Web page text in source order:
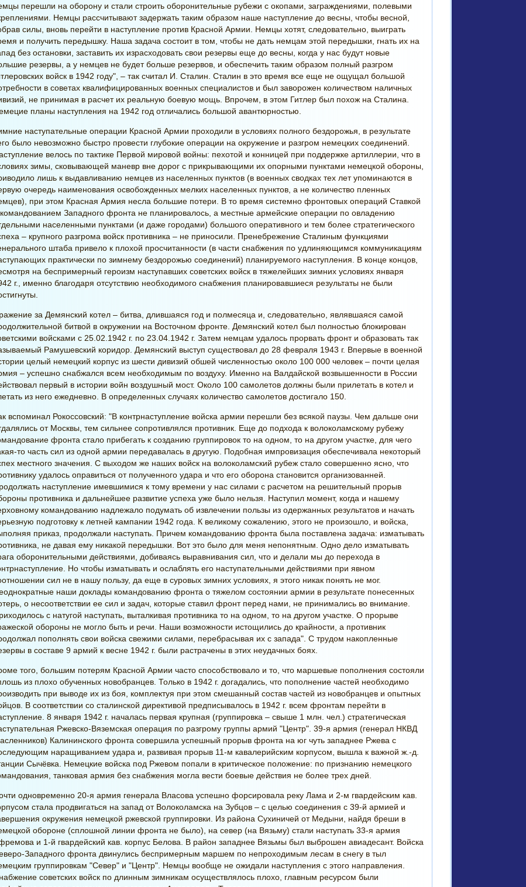
перешли на оборону и стали строить оборонительные рубежи с окопами, заграждениями, полевыми
Немцы рассчитывают задержать таким образом наше наступление до весны, чтобы весной,
силы, вновь перейти в наступление против Красной Армии. Немцы хотят, следовательно, выиграть
и получить передышку. Наша задача состоит в том, чтобы не дать немцам этой передышки, гнать их на
без остановки, заставить их израсходовать свои резервы еще до весны, когда у нас будут новые
резервы, а у немцев не будет больше резервов, и обеспечить таким образом полный разгром
войск в 1942 году", – так считал И. Сталин. Сталин в это время все еще не ощущал большой
в советах квалифицированных военных специалистов и был заворожен количеством наличных
не принимая в расчет их реальную боевую мощь. Впрочем, в этом Гитлер был похож на Сталина.
планы наступления на 1942 год отличались большой авантюрностью.
наступательные операции Красной Армии проходили в условиях полного бездорожья, в результате
было невозможно быстро провести глубокие операции на окружение и разгром немецких соединений.
велось по тактике Первой мировой войны: пехотой и конницей при поддержке артиллерии, что в
зимы, сковывающей маневр вне дорог с прикрывающими их опорными пунктами немецкой обороны,
лишь к выдавливанию немцев из населенных пунктов (в военных сводках тех лет упоминаются в
очередь наименования освобожденных мелких населенных пунктов, а не количество пленных
при этом Красная Армия несла большие потери. В то время системно фронтовых операций Ставкой
Западного фронта не планировалось, а местные армейские операции по овладению
населенными пунктами (и даже городами) большого оперативного и тем более стратегического
– крупного разгрома войск противника – не приносили. Пренебрежение Сталиным функциями
штаба привело к плохой просчитанности (в части снабжения по удлиняющимся коммуникациям
практически по зимнему бездорожью соединений) планируемого наступления. В конце концов,
на беспримерный героизм наступавших советских войск в тяжелейших зимних условиях января
г., именно благодаря отсутствию необходимого снабжения планировавшиеся результаты не были
за Демянский котел – битва, длившаяся год и полмесяца и, следовательно, являвшаяся самой
битвой в окружении на Восточном фронте. Демянский котел был полностью блокирован
войсками с 25.02.1942 г. по 23.04.1942 г. Затем немцам удалось прорвать фронт и образовать так
Рамушевский коридор. Демянский выступ существовал до 28 февраля 1943 г. Впервые в военной
целый немецкий корпус из шести дивизий обшей численностью около 100 000 человек – почти целая
– успешно снабжался всем необходимым по воздуху. Именно на Валдайской возвышенности в России
первый в истории войн воздушный мост. Около 100 самолетов должны были прилетать в котел и
из него ежедневно. В определенных случаях количество самолетов достигало 150.
вспоминал Рокоссовский: "В контрнаступление войска армии перешли без всякой паузы. Чем дальше они
от Москвы, тем сильнее сопротивлялся противник. Еще до подхода к волоколамскому рубежу
фронта стало прибегать к созданию группировок то на одном, то на другом участке, для чего
то часть сил из одной армии передавалась в другую. Подобная импровизация обеспечивала некоторый
местного значения. С выходом же наших войск на волоколамский рубеж стало совершенно ясно, что
удалось оправиться от полученного удара и что его оборона становится организованней.
наступление имевшимися к тому времени у нас силами с расчетом на решительный прорыв
противника и дальнейшее развитие успеха уже было нельзя. Наступил момент, когда и нашему
командованию надлежало подумать об извлечении пользы из одержанных результатов и начать
подготовку к летней кампании 1942 года. К великому сожалению, этого не произошло, и войска,
приказ, продолжали наступать. Причем командованию фронта была поставлена задача: изматывать
не давая ему никакой передышки. Вот это было для меня непонятным. Одно дело изматывать
оборонительными действиями, добиваясь выравнивания сил, что и делали мы до перехода в
Но чтобы изматывать и ослаблять его наступательными действиями при явном
сил не в нашу пользу, да еще в суровых зимних условиях, я этого никак понять не мог.
наши доклады командованию фронта о тяжелом состоянии армии в результате понесенных
о несоответствии ее сил и задач, которые ставил фронт перед нами, не принимались во внимание.
с натугой наступать, выталкивая противника то на одном, то на другом участке. О прорыве
обороны не могло быть и речи. Наши возможности истощились до крайности, а противник
пополнять свои войска свежими силами, перебрасывая их с запада". С трудом накопленные
в составе 9 армий к весне 1942 г. были растрачены в этих неудачных боях.
того, большим потерям Красной Армии часто способствовало и то, что маршевые пополнения состояли
из плохо обученных новобранцев. Только в 1942 г. догадались, что пополнение частей необходимо
при выводе их из боя, комплектуя при этом смешанный состав частей из новобранцев и опытных
В соответствии со сталинской директивой предписывалось в 1942 г. всем фронтам перейти в
8 января 1942 г. началась первая крупная (группировка – свыше 1 млн. чел.) стратегическая
Ржевско-Вяземская операция по разгрому группы армий "Центр". 39-я армия (генерал НКВД
Калининского фронта совершила успешный прорыв фронта на юг чуть западнее Ржева с
наращиванием удара и, развивая прорыв 11-м кавалерийским корпусом, вышла к важной ж.-д.
Сычёвка. Немецкие войска под Ржевом попали в критическое положение: по признанию немецкого
танковая армия без снабжения могла вести боевые действия не более трех дней.
одновременно 20-я армия генерала Власова успешно форсировала реку Лама и 2-м гвардейским кав.
стала продвигаться на запад от Волоколамска на Зубцов – с целью соединения с 39-й армией и
окружения немецкой ржевской группировки. Из района Сухиничей от Медыни, найдя бреши в
обороне (сплошной линии фронта не было), на север (на Вязьму) стали наступать 33-я армия
и 1-й гвардейский кав. корпус Белова. В район западнее Вязьмы был выброшен авиадесант. Войска
Западного фронта двинулись беспримерным маршем по непроходимым лесам в снегу в тыл
группировкам "Север" и "Центр". Немцы вообще не ожидали наступления с этого направления.
советских войск по длинным зимникам осуществлялось плохо, главным ресурсом были